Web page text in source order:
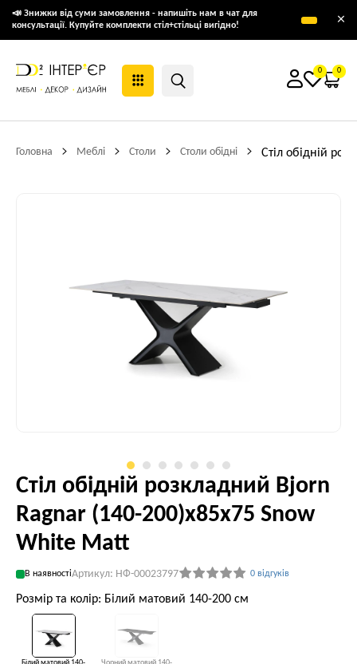
📣 Знижки від суми замовлення - напишіть нам в чат для
консультації. Купуйте комплекти стіл+стільці вигідно!
×
0 0
Головна Меблі Столи Столи обідні Стіл обідній
Стіл обідній розкладний Bjorn
Ragnar (140-200)х85х75 Snow
White Matt
В наявностіАртикул: НФ-00023797 0 відгуків
Розмір та колір: Білий матовий 140-200 см